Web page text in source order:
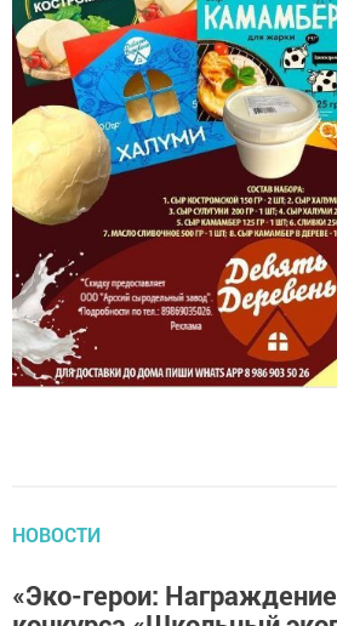
«Эко-герои:
конкурса «Школьный